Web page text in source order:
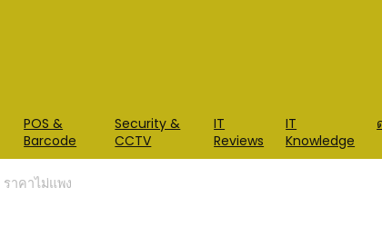
POS &
Barcode
Security &
CCTV
IT
Reviews
IT
Knowledge
าคาไม่แพง